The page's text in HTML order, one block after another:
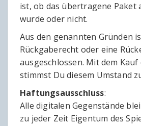
ist, ob das übertragene Paket
wurde oder nicht.
Aus den genannten Gründen
Rückgaberecht oder eine
ausgeschlossen. Mit dem Kauf
stimmst Du diesem Umstand
Haftungsausschluss:
Alle digitalen Gegenstände
zu jeder Zeit Eigentum des